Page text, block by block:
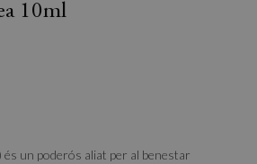
10ml
és un poderós aliat per al benestar